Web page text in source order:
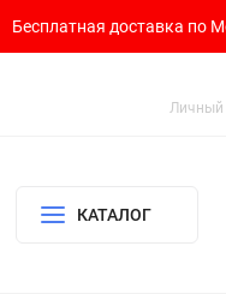
Бесплатная доставка по
Личный
КАТАЛОГ